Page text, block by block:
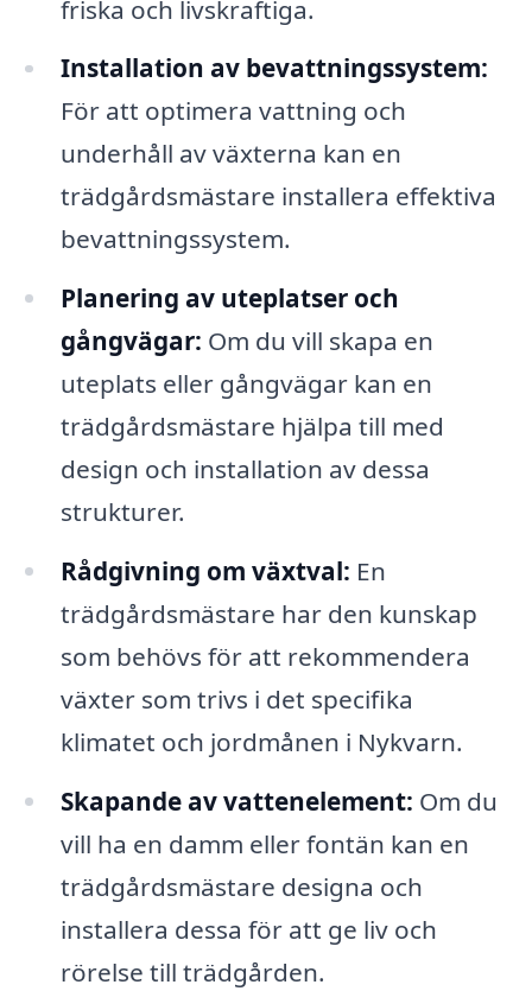
friska och livskraftiga.
Installation av bevattningssystem:
För att optimera vattning och
underhåll av växterna kan en
trädgårdsmästare installera effektiva
bevattningssystem.
Planering av uteplatser och
gångvägar: Om du vill skapa en
uteplats eller gångvägar kan en
trädgårdsmästare hjälpa till med
design och installation av dessa
strukturer.
Rådgivning om växtval: En
trädgårdsmästare har den kunskap
som behövs för att rekommendera
växter som trivs i det specifika
klimatet och jordmånen i Nykvarn.
Skapande av vattenelement: Om du
vill ha en damm eller fontän kan en
trädgårdsmästare designa och
installera dessa för att ge liv och
rörelse till trädgården.